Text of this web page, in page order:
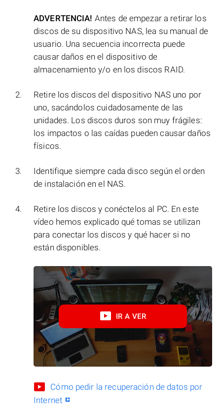
ADVERTENCIA! Antes de empezar a retirar los
discos de su dispositivo NAS, lea su manual de
usuario. Una secuencia incorrecta puede
causar daños en el dispositivo de
almacenamiento y/o en los discos RAID.
Retire los discos del dispositivo NAS uno por
uno, sacándolos cuidadosamente de las
unidades. Los discos duros son muy frágiles:
los impactos o las caídas pueden causar daños
físicos.
Identifique siempre cada disco según el orden
de instalación en el NAS.
Retire los discos y conéctelos al PC. En este
vídeo hemos explicado qué tomas se utilizan
para conectar los discos y qué hacer si no
están disponibles.
IR A VER
Cómo pedir la recuperación de datos por
Internet